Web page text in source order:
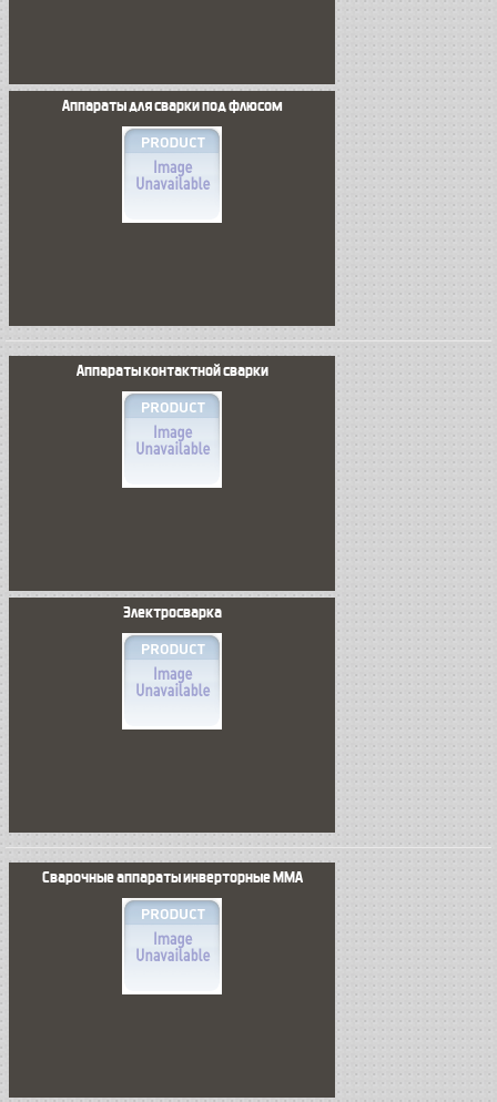
Аппараты для сварки под флюсом
Аппараты контактной сварки
Электросварка
Сварочные аппараты инверторные MMA